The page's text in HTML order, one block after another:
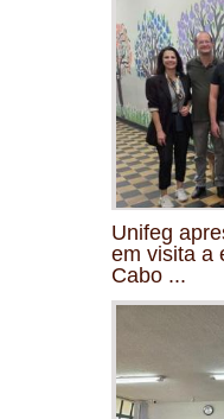
Unifeg
em visita a
Cabo ...